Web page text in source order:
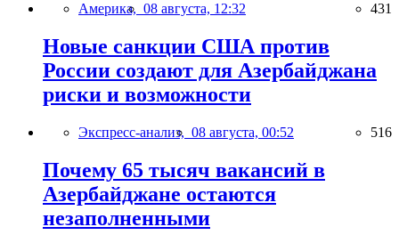
Америка, 08 августа, 12:32 431
Новые санкции США против
России создают для Азербайджана
риски и возможности
Экспресс-анализ, 08 августа, 00:52 516
Почему 65 тысяч вакансий в
Азербайджане остаются
незаполненными